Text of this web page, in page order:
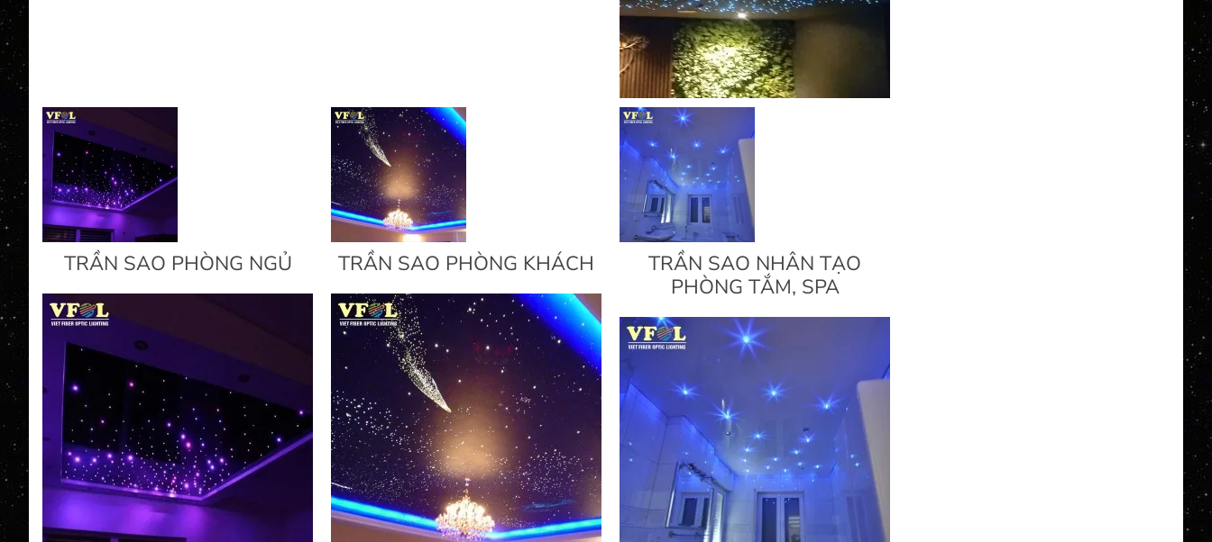
TRẦN SAO PHÒNG NGỦ TRẦN SAO PHÒNG KHÁCH
TRẦN SAO NHÂN TẠO
PHÒNG TẮM, SPA